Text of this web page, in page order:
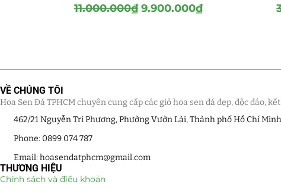
11.000.000₫ 9.900.000₫
VỀ CHÚNG TÔI
Hoa Sen Đá TPHCM chuyên cung cấp các giỏ hoa sen đá đẹp, độc đáo,
462/21 Nguyễn Tri Phương, Phường Vườn Lài, Thành phố Hồ Chí Minh
Phone: 0899 074 787
Email: hoasendatphcm@gmail.com
THƯƠNG HIỆU
Chính sách và điều khoản